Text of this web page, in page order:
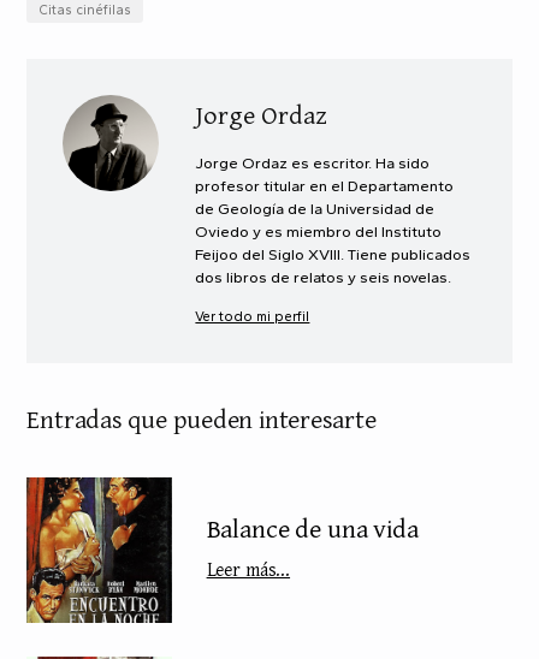
Citas cinéfilas
Jorge Ordaz
Jorge Ordaz es escritor. Ha sido
profesor titular en el Departamento
de Geología de la Universidad de
Oviedo y es miembro del Instituto
Feijoo del Siglo XVIII. Tiene publicados
dos libros de relatos y seis novelas.
Ver todo mi perfil
Entradas que pueden interesarte
Balance de una vida
Leer más...